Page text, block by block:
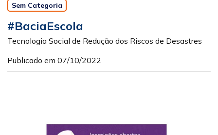
Sem Categoria
#BaciaEscola
Tecnologia Social de Redução dos Riscos de Desastres
Publicado em 07/10/2022